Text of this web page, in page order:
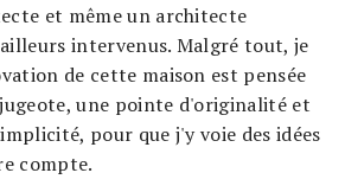
et même un architecte
intervenus. Malgré tout, je
de cette maison est pensée
jugeote, une pointe d'originalité et
pour que j'y voie des idées
compte.